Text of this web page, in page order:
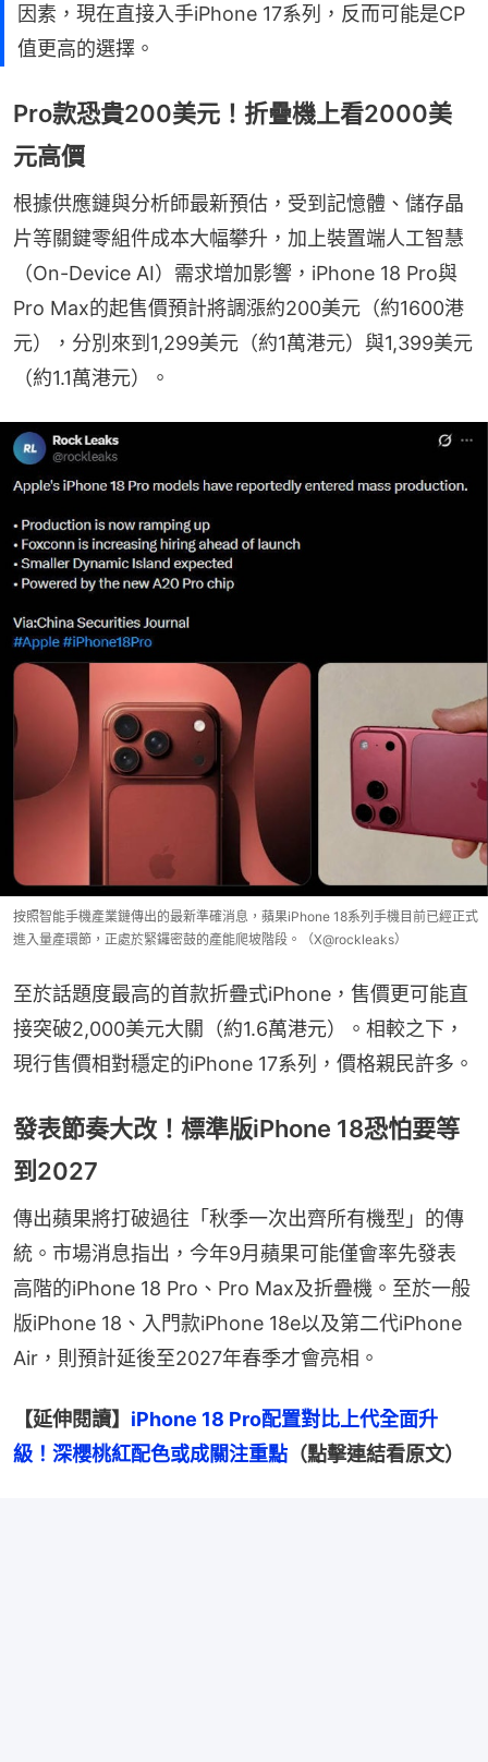
因素，現在直接入手iPhone 17系列，反而可能是CP
值更高的選擇。
Pro款恐貴200美元！折疊機上看2000美
元高價
根據供應鏈與分析師最新預估，受到記憶體、儲存晶
片等關鍵零組件成本大幅攀升，加上裝置端人工智慧
（On-Device AI）需求增加影響，iPhone 18 Pro與
Pro Max的起售價預計將調漲約200美元（約1600港
元），分別來到1,299美元（約1萬港元）與1,399美元
（約1.1萬港元）。
按照智能手機產業鏈傳出的最新準確消息，蘋果iPhone 18系列手機目前已經正式
進入量產環節，正處於緊鑼密鼓的產能爬坡階段。（X@rockleaks）
至於話題度最高的首款折疊式iPhone，售價更可能直
接突破2,000美元大關（約1.6萬港元）。相較之下，
現行售價相對穩定的iPhone 17系列，價格親民許多。
發表節奏大改！標準版iPhone 18恐怕要等
到2027
傳出蘋果將打破過往「秋季一次出齊所有機型」的傳
統。市場消息指出，今年9月蘋果可能僅會率先發表
高階的iPhone 18 Pro、Pro Max及折疊機。至於一般
版iPhone 18、入門款iPhone 18e以及第二代iPhone
Air，則預計延後至2027年春季才會亮相。
【延伸閱讀】 iPhone 18 Pro配置對比上代全面升
級！深櫻桃紅配色或成關注重點 （點擊連結看原文）